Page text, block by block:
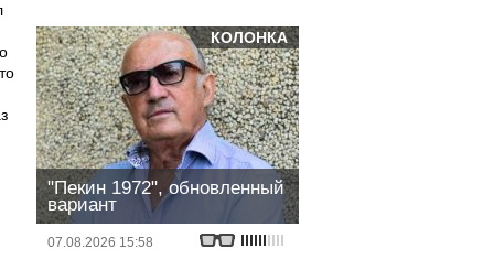
КОЛОНКА
"Пекин 1972", обновленный
вариант
07.08.2026 15:58